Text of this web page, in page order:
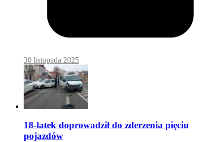
30 listopada 2025
18-latek doprowadził do zderzenia pięciu
pojazdów